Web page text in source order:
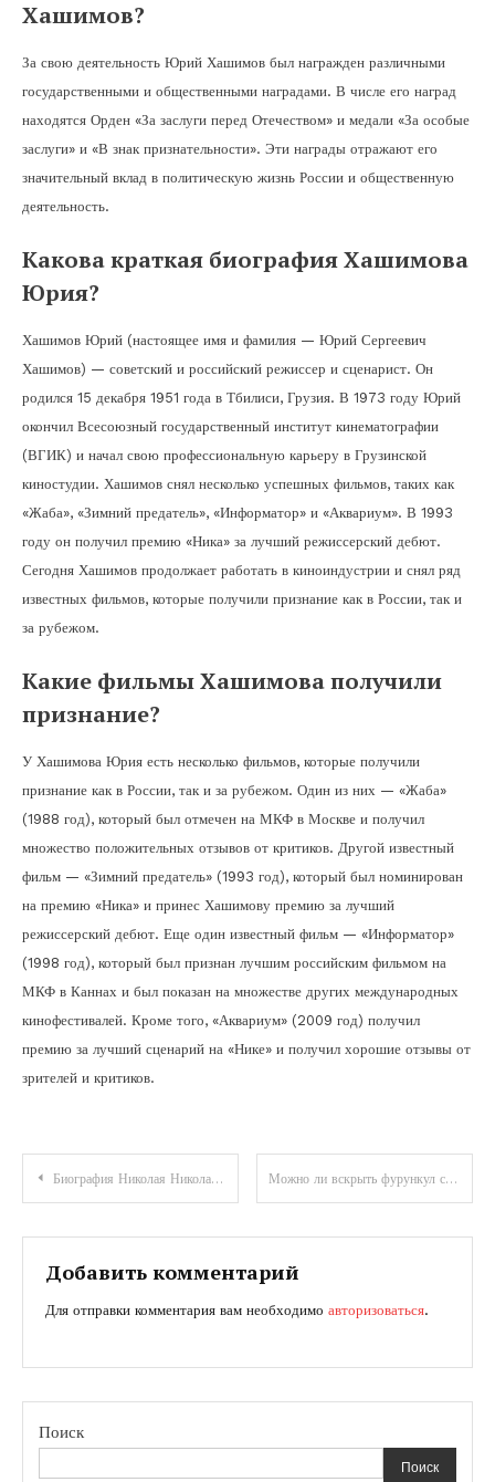
Хашимов?
За свою деятельность Юрий Хашимов был награжден различными
государственными и общественными наградами. В числе его наград
находятся Орден «За заслуги перед Отечеством» и медали «За особые
заслуги» и «В знак признательности». Эти награды отражают его
значительный вклад в политическую жизнь России и общественную
деятельность.
Какова краткая биография Хашимова
Юрия?
Хашимов Юрий (настоящее имя и фамилия — Юрий Сергеевич
Хашимов) — советский и российский режиссер и сценарист. Он
родился 15 декабря 1951 года в Тбилиси, Грузия. В 1973 году Юрий
окончил Всесоюзный государственный институт кинематографии
(ВГИК) и начал свою профессиональную карьеру в Грузинской
киностудии. Хашимов снял несколько успешных фильмов, таких как
«Жаба», «Зимний предатель», «Информатор» и «Аквариум». В 1993
году он получил премию «Ника» за лучший режиссерский дебют.
Сегодня Хашимов продолжает работать в киноиндустрии и снял ряд
известных фильмов, которые получили признание как в России, так и
за рубежом.
Какие фильмы Хашимова получили
признание?
У Хашимова Юрия есть несколько фильмов, которые получили
признание как в России, так и за рубежом. Один из них — «Жаба»
(1988 год), который был отмечен на МКФ в Москве и получил
множество положительных отзывов от критиков. Другой известный
фильм — «Зимний предатель» (1993 год), который был номинирован
на премию «Ника» и принес Хашимову премию за лучший
режиссерский дебют. Еще один известный фильм — «Информатор»
(1998 год), который был признан лучшим российским фильмом на
МКФ в Каннах и был показан на множестве других международных
кинофестивалей. Кроме того, «Аквариум» (2009 год) получил
премию за лучший сценарий на «Нике» и получил хорошие отзывы от
зрителей и критиков.
Навигация
по
записям
Биография Николая Николаевича Дроздова — возраст и успехи знаменитого актера, чьи основные достижения вызывают восхищение Можно ли вскрыть фурункул самостоятельно и чем опасен чирей
Добавить комментарий
Для отправки комментария вам необходимо авторизоваться.
Поиск
Поиск